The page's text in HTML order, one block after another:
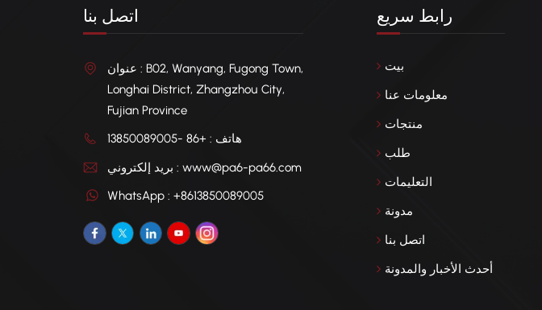
اتصل بنا
عنوان : B02, Wanyang, Fugong Town,
Longhai District, Zhangzhou City,
Fujian Province
هاتف : +86 -13850089005
بريد إلكتروني : www@pa6-pa66.com
WhatsApp : +8613850089005
رابط سريع
بيت
معلومات عنا
منتجات
طلب
التعليمات
مدونة
اتصل بنا
أحدث الأخبار والمدونة